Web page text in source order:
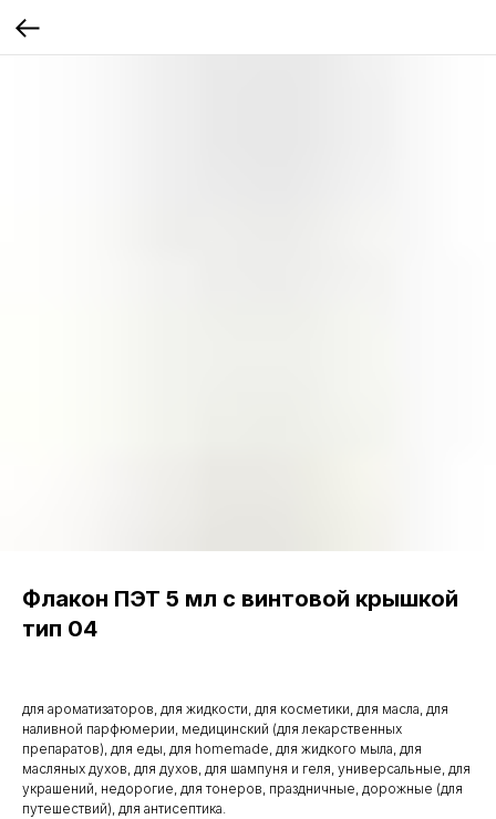
Флакон ПЭТ 5 мл с винтовой крышкой
тип 04
для ароматизаторов, для жидкости, для косметики, для масла, для
наливной парфюмерии, медицинский (для лекарственных
препаратов), для еды, для homemade, для жидкого мыла, для
масляных духов, для духов, для шампуня и геля, универсальные, для
украшений, недорогие, для тонеров, праздничные, дорожные (для
путешествий), для антисептика.